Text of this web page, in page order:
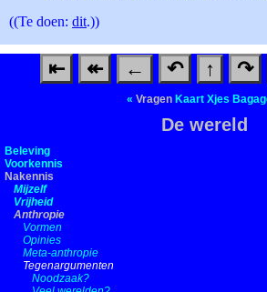
((Te doen: dit.))
⇤ ↞ ← ↶ ↑ ↷
« Vragen Kaart Xjes
De wereld
Beleving
Voorkennis
Nakennis
Mijzelf
Vrijheid
Anthropie
Vormen
Opinies
Meta-anthropie
Tegenargumenten
Noodzaak?